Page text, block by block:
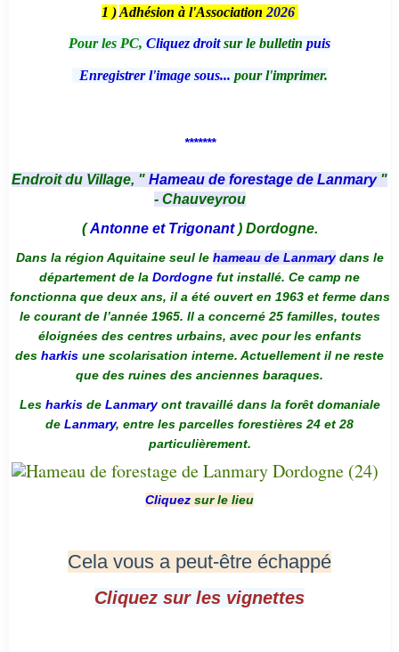
1 ) Adhésion à l'Association 2026
Pour les PC, Cliquez droitsur le bulletin puis
Enregistrer l'image sous... pour l'imprimer.
*******
Endroit du Village, " Hameau de forestage de Lanmary "
- Chauveyrou
(Antonne et Trigonant) Dordogne.
Dans la région Aquitaine seul le hameau de Lanmarydans le
département de la Dordogne fut installé. Ce camp ne
fonctionna que deux ans, il a été ouvert en 1963 et ferme dans
le courant de l’année 1965. Il a concerné 25 familles, toutes
éloignées des centres urbains, avec pour les enfants
des harkis une scolarisation interne. Actuellement il ne reste
que des ruines des anciennes baraques.
Les harkis de Lanmaryont travaillé dans la forêt domaniale
de Lanmary, entre les parcelles forestières 24 et 28
particulièrement.
Cliquez sur le lieu
Cela vous a peut-être échappé
Cliquez sur les vignettes